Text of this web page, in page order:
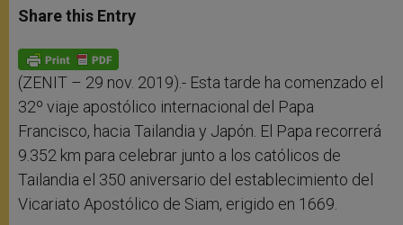
t
s
p
p
s
e
g
e
e
b
o
k
Share this Entry
(ZENIT – 29 nov. 2019).- Esta tarde ha comenzado el
32º viaje apostólico internacional del Papa
Francisco, hacia Tailandia y Japón. El Papa recorrerá
9.352 km para celebrar junto a los católicos de
Tailandia el 350 aniversario del establecimiento del
Vicariato Apostólico de Siam, erigido en 1669.